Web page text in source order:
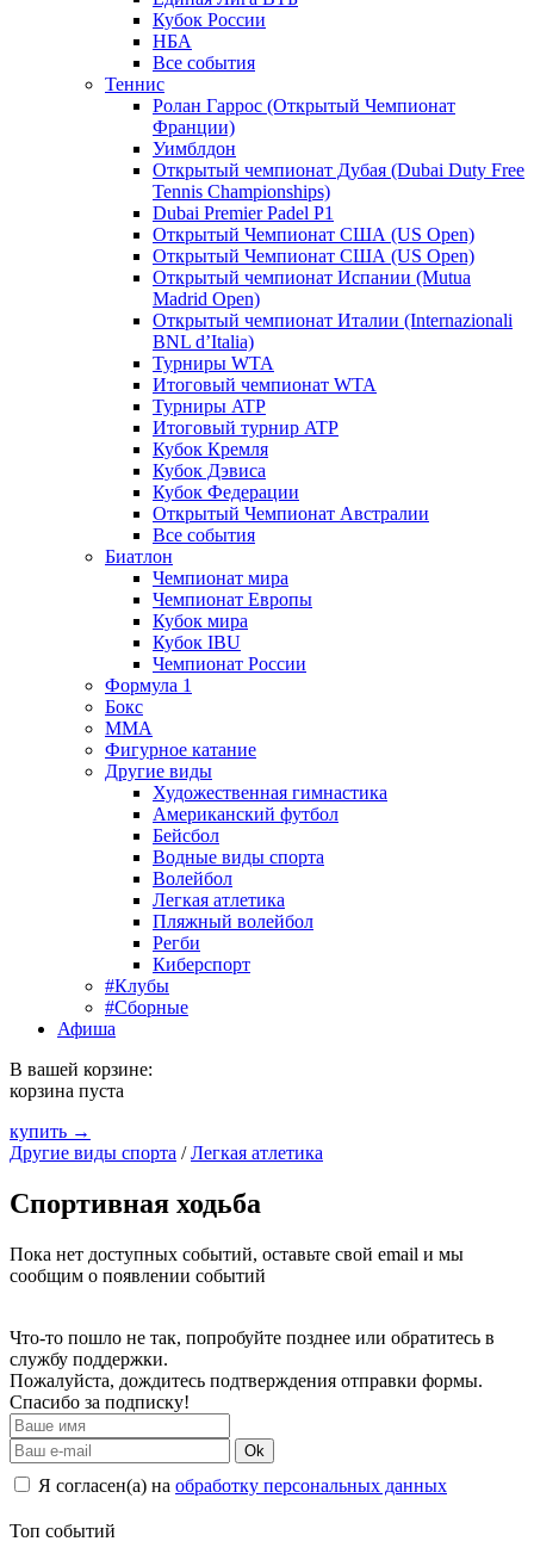
Кубок России
НБА
Все события
Теннис
Ролан Гаррос (Открытый Чемпионат
Франции)
Уимблдон
Открытый чемпионат Дубая (Dubai Duty Free
Tennis Championships)
Dubai Premier Padel P1
Открытый Чемпионат США (US Open)
Открытый Чемпионат США (US Open)
Открытый чемпионат Испании (Mutua
Madrid Open)
Открытый чемпионат Италии (Internazionali
BNL d’Italia)
Турниры WTA
Итоговый чемпионат WTA
Турниры ATP
Итоговый турнир ATP
Кубок Кремля
Кубок Дэвиса
Кубок Федерации
Открытый Чемпионат Австралии
Все события
Биатлон
Чемпионат мира
Чемпионат Европы
Кубок мира
Кубок IBU
Чемпионат России
Формула 1
Бокс
MMA
Фигурное катание
Другие виды
Художественная гимнастика
Американский футбол
Бейсбол
Водные виды спорта
Волейбол
Легкая атлетика
Пляжный волейбол
Регби
Киберспорт
#Клубы
#Сборные
Афиша
В вашей корзине:
корзина пуста
купить →
Другие виды спорта /Легкая атлетика
Спортивная ходьба
Пока нет доступных событий, оставьте свой email и мы
сообщим о появлении событий
Что-то пошло не так, попробуйте позднее или обратитесь в
службу поддержки.
Пожалуйста, дождитесь подтверждения отправки формы.
Спасибо за подписку!
Ok
Я согласен(а) на обработку персональных данных
Топ событий